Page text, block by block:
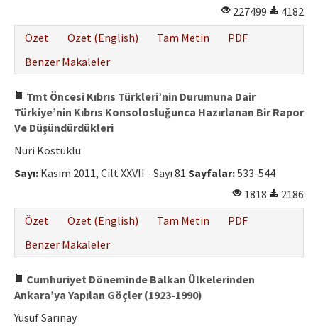
227499
4182
Özet
Özet (English) Tam Metin
PDF
Benzer Makaleler
Tmt Öncesi Kıbrıs Türkleri’nin Durumuna Dair
Türkiye’nin Kıbrıs Konsolosluğunca Hazırlanan Bir Rapor
Ve Düşündürdükleri
Nuri Köstüklü
Sayı: Kasım 2011, Cilt XXVII - Sayı 81 Sayfalar:533-544
1818
2186
Özet
Özet (English) Tam Metin
PDF
Benzer Makaleler
Cumhuriyet Döneminde Balkan Ülkelerinden
Ankara’ya Yapılan Göçler (1923-1990)
Yusuf Sarınay